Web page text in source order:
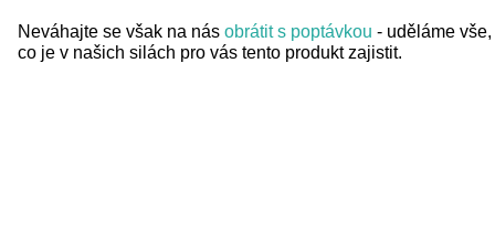
Neváhajte se však na nás obrátit s poptávkou - uděláme vše,
co je v našich silách pro vás tento produkt zajistit.